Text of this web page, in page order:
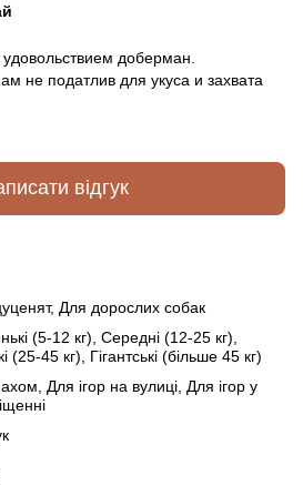
доберман.
не податлив для укуса и захвата
відгук
Для дорослих собак
(5-12 кг), Середні (12-25 кг),
(25-45 кг), Гігантські (більше 45 кг)
Для ігор на вулиці, Для ігор у